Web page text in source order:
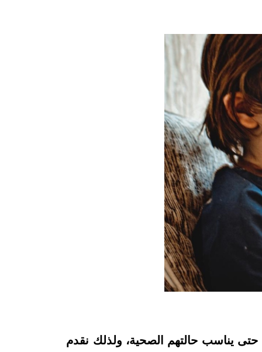
يناسب حالتهم الصحية، ولذلك نقدم